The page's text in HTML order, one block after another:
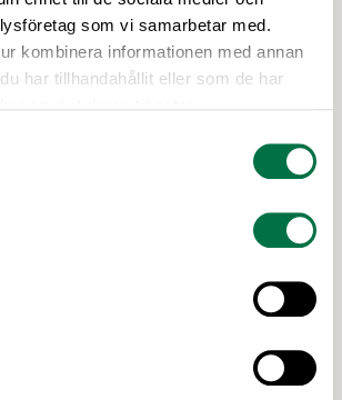
som vi samarbetar med.
kombinera informationen med annan
har tillhandahållit eller som de har